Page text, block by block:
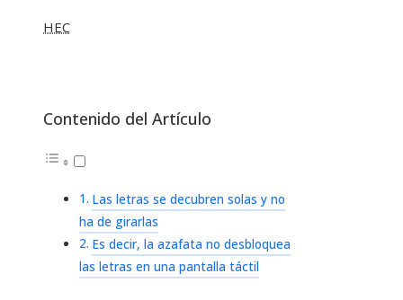
HEC
Contenido del Artículo
Las letras se decubren solas y no
ha de girarlas
Es decir, la azafata no desbloquea
las letras en una pantalla táctil